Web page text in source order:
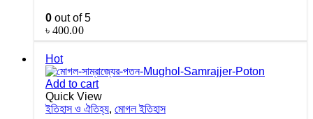
0 out of 5
৳400.00
Hot
Add to cart
Quick View
ইতিহাস ও ঐতিহ্য, মোগল ইতিহাস